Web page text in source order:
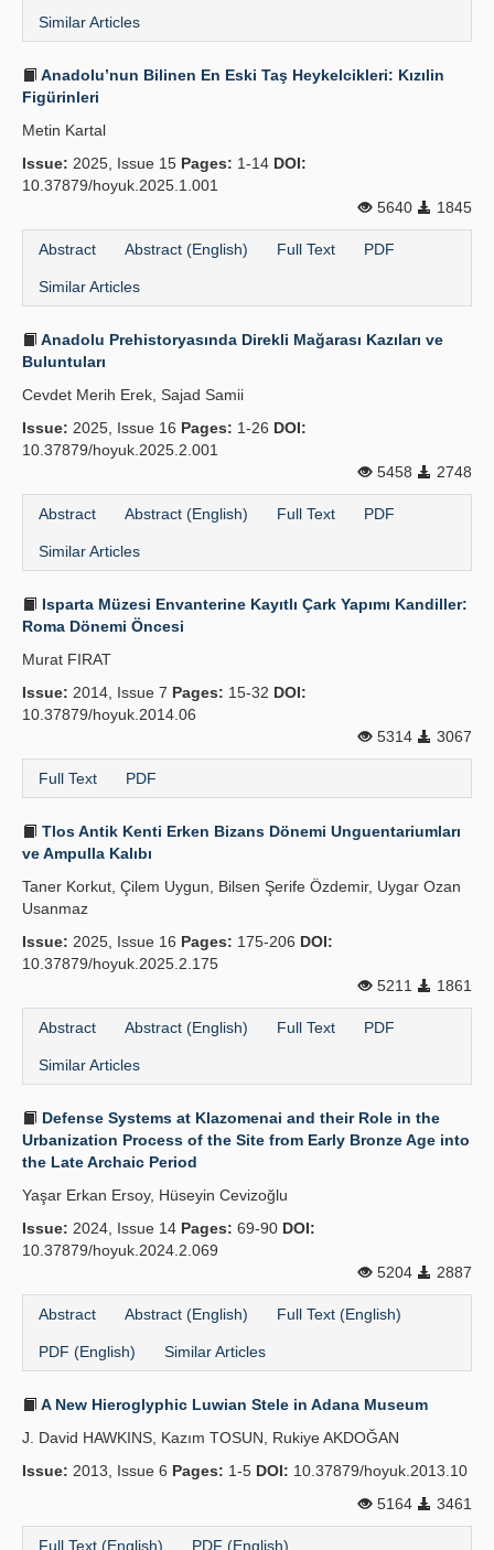
Similar Articles
Anadolu’nun Bilinen En Eski Taş Heykelcikleri: Kızılin
Figürinleri
Metin Kartal
Issue: 2025, Issue 15 Pages: 1-14 DOI:
10.37879/hoyuk.2025.1.001
5640
1845
Abstract Abstract (English) Full Text PDF
Similar Articles
Anadolu Prehistoryasında Direkli Mağarası Kazıları ve
Buluntuları
Cevdet Merih Erek, Sajad Samii
Issue: 2025, Issue 16 Pages: 1-26 DOI:
10.37879/hoyuk.2025.2.001
5458
2748
Abstract Abstract (English) Full Text PDF
Similar Articles
Isparta Müzesi Envanterine Kayıtlı Çark Yapımı Kandiller:
Roma Dönemi Öncesi
Murat FIRAT
Issue: 2014, Issue 7 Pages: 15-32 DOI:
10.37879/hoyuk.2014.06
5314
3067
Full Text PDF
Tlos Antik Kenti Erken Bizans Dönemi Unguentariumları
ve Ampulla Kalıbı
Taner Korkut, Çilem Uygun, Bilsen Şerife Özdemir, Uygar Ozan
Usanmaz
Issue: 2025, Issue 16 Pages: 175-206 DOI:
10.37879/hoyuk.2025.2.175
5211
1861
Abstract Abstract (English) Full Text PDF
Similar Articles
Defense Systems at Klazomenai and their Role in the
Urbanization Process of the Site from Early Bronze Age into
the Late Archaic Period
Yaşar Erkan Ersoy, Hüseyin Cevizoğlu
Issue: 2024, Issue 14 Pages: 69-90 DOI:
10.37879/hoyuk.2024.2.069
5204
2887
Abstract Abstract (English) Full Text (English)
PDF (English) Similar Articles
A New Hieroglyphic Luwian Stele in Adana Museum
J. David HAWKINS, Kazım TOSUN, Rukiye AKDOĞAN
Issue: 2013, Issue 6 Pages: 1-5 DOI: 10.37879/hoyuk.2013.10
5164
3461
Full Text (English) PDF (English)